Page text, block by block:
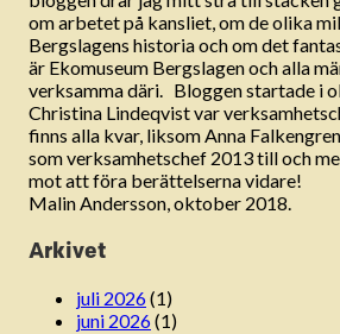
om arbetet på kansliet, om de olika
Bergslagens historia och om det
är Ekomuseum Bergslagen och alla
verksamma däri. Bloggen startade i
Christina Lindeqvist var
finns alla kvar, liksom Anna
som verksamhetschef 2013 till och
mot att föra berättelserna vidare!
Malin Andersson, oktober 2018.
Arkivet
juli 2026(1)
juni 2026(1)